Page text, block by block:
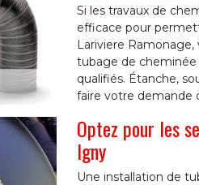
Si les travaux de
efficace pour
Lariviere
tubage de cheminée
qualifiés. Étanche,
faire votre demande
Optez pour les
Igny
Une installation de